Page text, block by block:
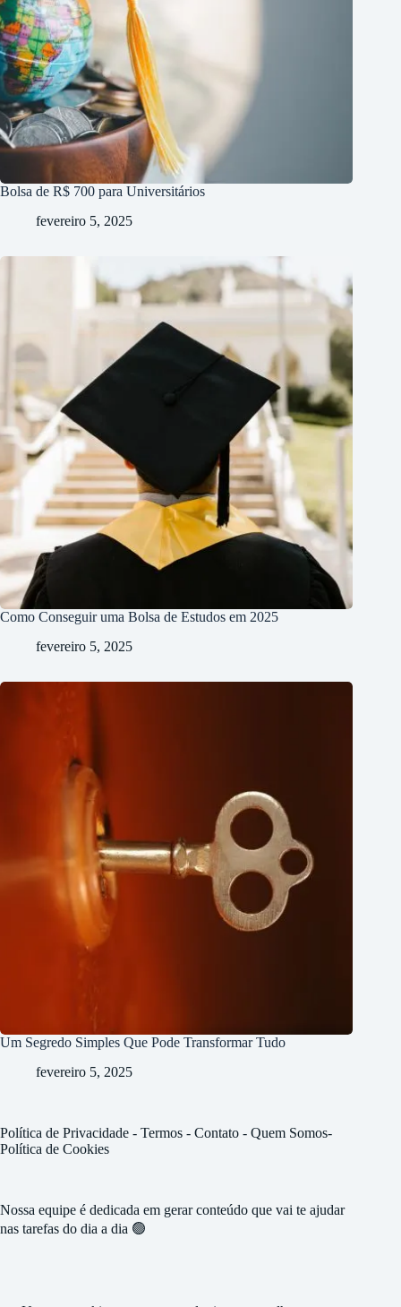
Bolsa de R$ 700 para Universitários
fevereiro 5, 2025
Como Conseguir uma Bolsa de Estudos em 2025
fevereiro 5, 2025
Um Segredo Simples Que Pode Transformar Tudo
fevereiro 5, 2025
Política de Privacidade - Termos - Contato - Quem Somos-
Política de Cookies
Nossa equipe é dedicada em gerar conteúdo que vai te ajudar
nas tarefas do dia a dia 🟢